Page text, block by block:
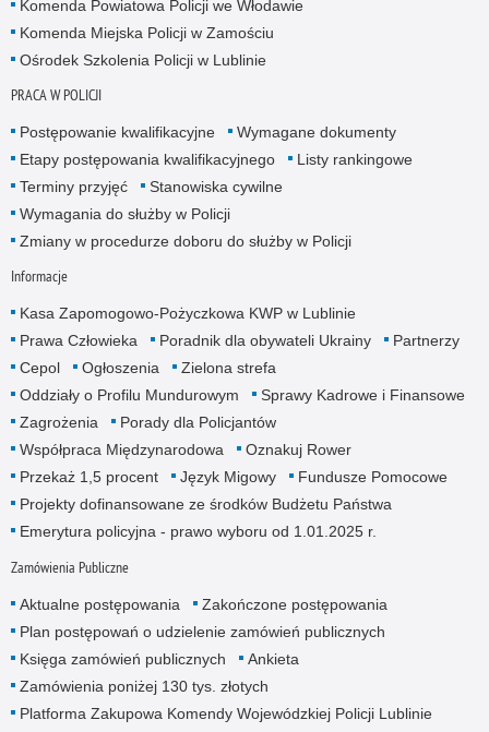
Komenda Powiatowa Policji we Włodawie
Komenda Miejska Policji w Zamościu
Ośrodek Szkolenia Policji w Lublinie
PRACA W POLICJI
Postępowanie kwalifikacyjne
Wymagane dokumenty
Etapy postępowania kwalifikacyjnego
Listy rankingowe
Terminy przyjęć
Stanowiska cywilne
Wymagania do służby w Policji
Zmiany w procedurze doboru do służby w Policji
Informacje
Kasa Zapomogowo-Pożyczkowa KWP w Lublinie
Prawa Człowieka
Poradnik dla obywateli Ukrainy
Partnerzy
Cepol
Ogłoszenia
Zielona strefa
Oddziały o Profilu Mundurowym
Sprawy Kadrowe i Finansowe
Zagrożenia
Porady dla Policjantów
Współpraca Międzynarodowa
Oznakuj Rower
Przekaż 1,5 procent
Język Migowy
Fundusze Pomocowe
Projekty dofinansowane ze środków Budżetu Państwa
Emerytura policyjna - prawo wyboru od 1.01.2025 r.
Zamówienia Publiczne
Aktualne postępowania
Zakończone postępowania
Plan postępowań o udzielenie zamówień publicznych
Księga zamówień publicznych
Ankieta
Zamówienia poniżej 130 tys. złotych
Platforma Zakupowa Komendy Wojewódzkiej Policji Lublinie